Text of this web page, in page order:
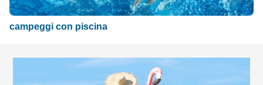
campeggi con piscina